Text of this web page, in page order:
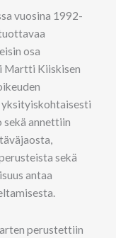
vuosina 1992-
osa
Martti Kiiskisen
annettiin
sekä
antaa
perustettiin